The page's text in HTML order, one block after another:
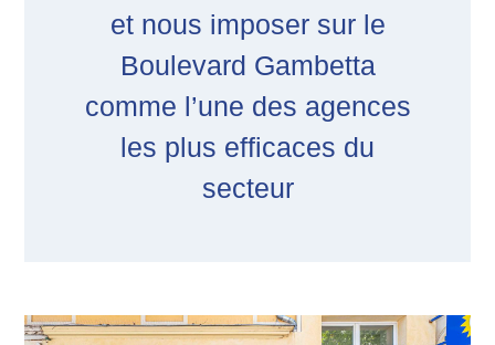
et nous imposer sur le
Boulevard Gambetta
comme l’une des agences
les plus efficaces du
secteur